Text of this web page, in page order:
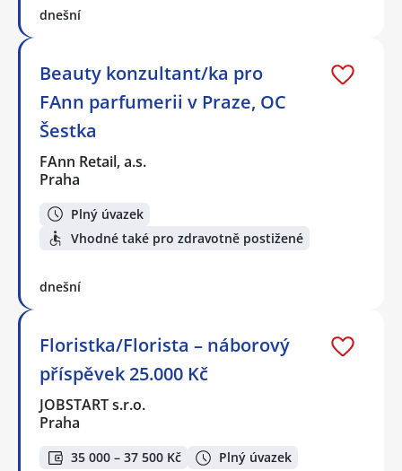
dnešní
Beauty konzultant/ka pro
FAnn parfumerii v Praze, OC
Šestka
FAnn Retail, a.s.
Praha
Plný úvazek
Vhodné také pro zdravotně postižené
dnešní
Floristka/Florista – náborový
příspěvek 25.000 Kč
JOBSTART s.r.o.
Praha
35 000 – 37 500 Kč Plný úvazek